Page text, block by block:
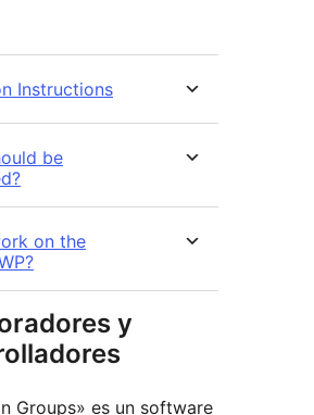
Instructions
be
on the
y
Groups» es un software